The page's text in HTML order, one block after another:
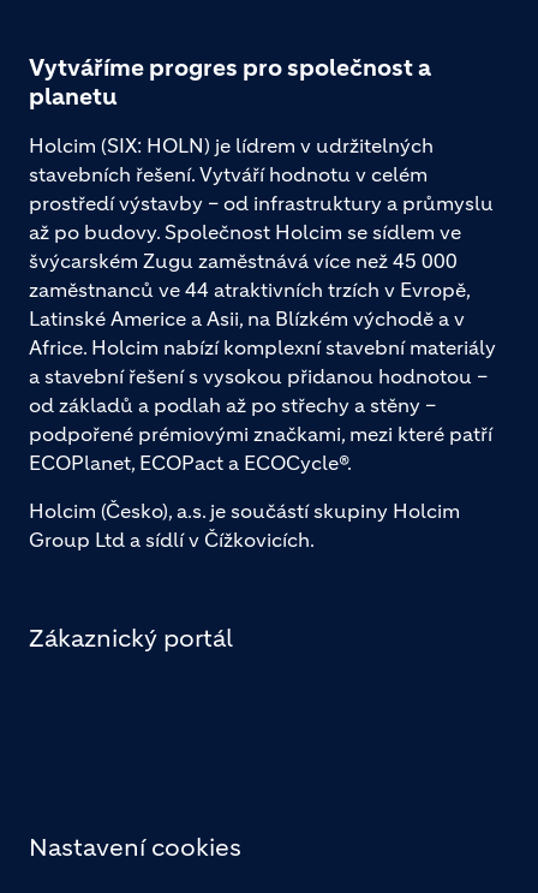
Vytváříme progres pro společnost a
planetu
Holcim (SIX: HOLN) je lídrem v udržitelných
stavebních řešení. Vytváří hodnotu v celém
prostředí výstavby – od infrastruktury a průmyslu
až po budovy. Společnost Holcim se sídlem ve
švýcarském Zugu zaměstnává více než 45 000
zaměstnanců ve 44 atraktivních trzích v Evropě,
Latinské Americe a Asii, na Blízkém východě a v
Africe. Holcim nabízí komplexní stavební materiály
a stavební řešení s vysokou přidanou hodnotou –
od základů a podlah až po střechy a stěny –
podpořené prémiovými značkami, mezi které patří
ECOPlanet, ECOPact a ECOCycle®.
Holcim (Česko), a.s. je součástí skupiny Holcim
Group Ltd a sídlí v Čížkovicích.
Zákaznický portál
Nastavení cookies